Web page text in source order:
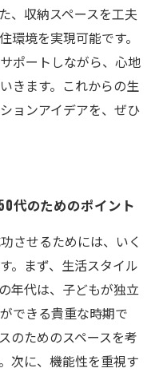
、収納スペースを工夫
環境を実現可能です。
ポートしながら、心地
きます。これからの生
ョンアイデアを、ぜひ
代のためのポイント
させるためには、いく
。まず、生活スタイル
年代は、子どもが独立
できる貴重な時期で
のためのスペースを考
次に、機能性を重視す